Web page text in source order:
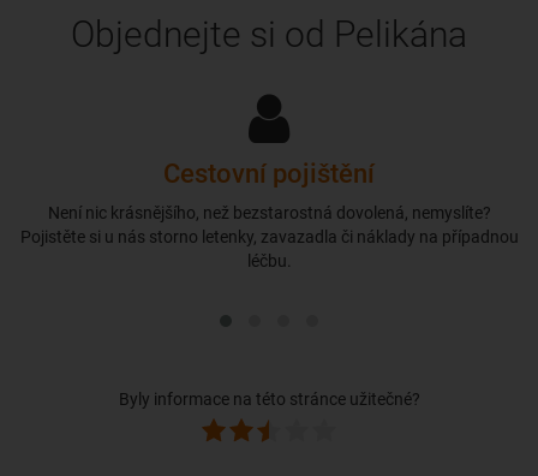
Objednejte si od Pelikána
Cestovní pojištění
Není nic krásnějšího, než bezstarostná dovolená, nemyslíte?
Pojistěte si u nás storno letenky, zavazadla či náklady na případnou
léčbu.
Byly informace na této stránce užitečné?